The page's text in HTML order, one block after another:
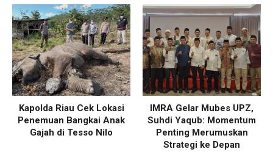
Kapolda Riau Cek Lokasi
Penemuan Bangkai Anak
Gajah di Tesso Nilo
IMRA Gelar Mubes UPZ,
Suhdi Yaqub: Momentum
Penting Merumuskan
Strategi ke Depan